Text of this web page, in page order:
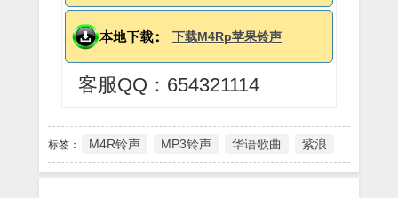
下载M4Rp苹果铃声
客服QQ：654321114
标签： M4R铃声 MP3铃声 华语歌曲 紫浪